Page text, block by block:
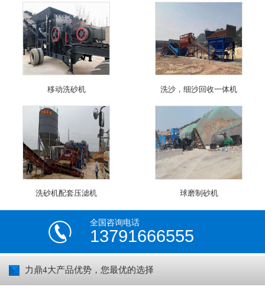
移动洗砂机 洗沙，细沙回收一体机
洗砂机配套压滤机 球磨制砂机
全国咨询电话
13791666555
力鼎4大产品优势，您最优的选择